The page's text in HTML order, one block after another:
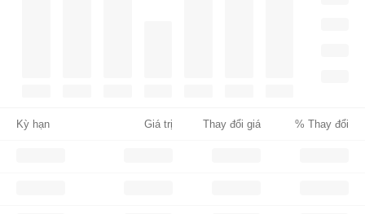
Kỳ hạn Giá trị Thay đổi giá % Thay đổi